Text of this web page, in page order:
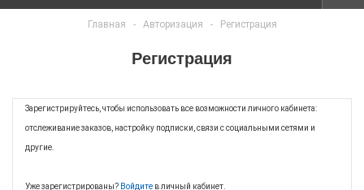
Главная - Авторизация - Регистрация
Регистрация
Зарегистрируйтесь, чтобы использовать все возможности личного кабинета:
отслеживание заказов, настройку подписки, связи с социальными сетями и
другие.
Уже зарегистрированы? Войдите в личный кабинет.